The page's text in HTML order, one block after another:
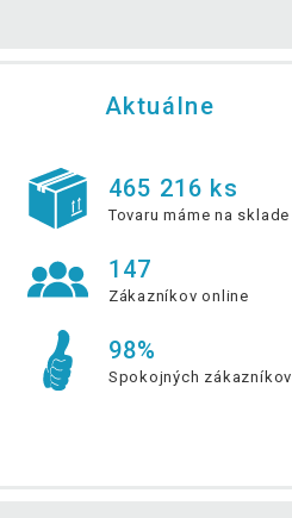
Aktuálne
465 216 ks
Tovaru máme na sklade
147
Zákazníkov online
98%
Spokojných zákazníkov